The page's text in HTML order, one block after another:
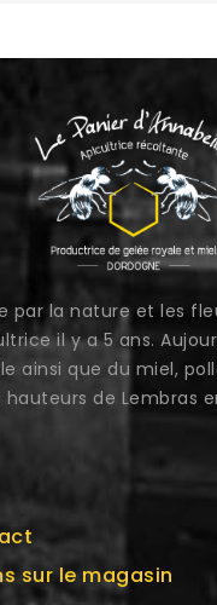
par la nature et les
il y a 5 ans.
ainsi que du miel,
hauteurs de Lembras
sur le magasin